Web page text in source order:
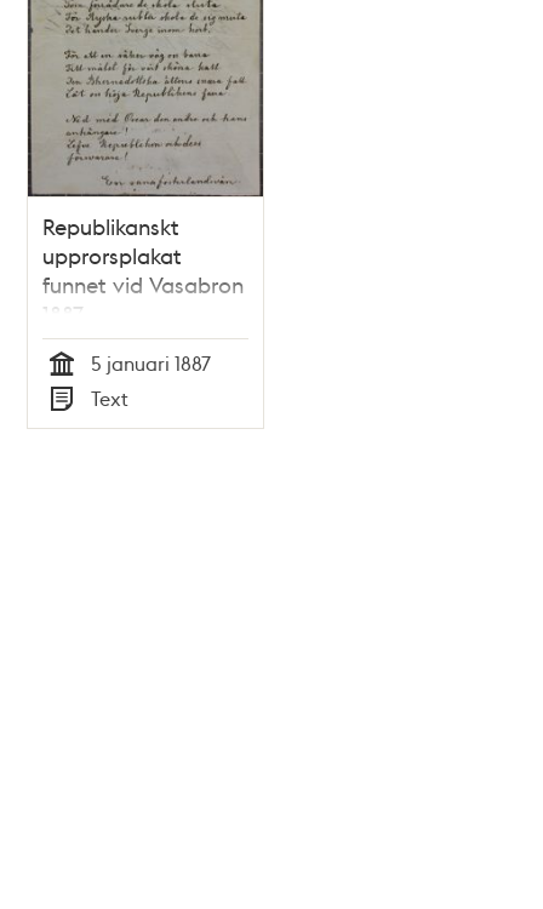
Republikanskt
upprorsplakat
funnet vid Vasabron
1887
Tid
5 januari 1887
Typ
Text